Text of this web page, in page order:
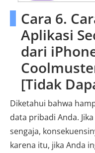
Cara 6.
Aplikasi
dari
[Tidak
Diketahui bahwa
data pribadi Anda.
sengaja,
karena itu, jika Anda